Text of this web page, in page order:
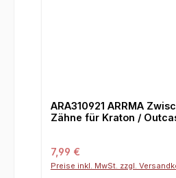
ARA310921 ARRMA
Zähne für Kraton /
Regulärer Preis:
7,99 €
Preise inkl. MwSt. zzgl.